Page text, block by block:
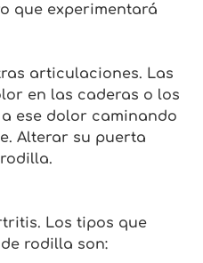
que experimentará
articulaciones. Las
en las caderas o los
ese dolor caminando
Alterar su puerta
Los tipos que
rodilla son: